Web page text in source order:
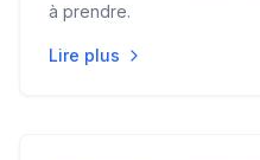
à prendre.
Lire plus